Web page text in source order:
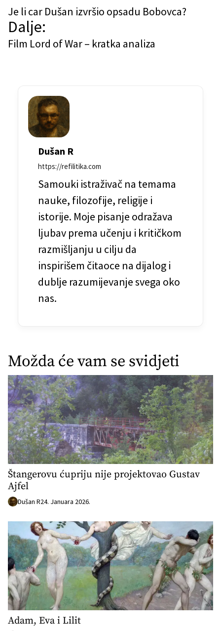
a
v
i
Je li car Dušan izvršio opsadu Bobovca?
Dalje:
Film Lord of War – kratka analiza
Dušan R
https://refilitika.com
Samouki istraživač na temama
nauke, filozofije, religije i
istorije. Moje pisanje odražava
ljubav prema učenju i kritičkom
razmišljanju u cilju da
inspirišem čitaoce na dijalog i
dublje razumijevanje svega oko
nas.
Možda će vam se svidjeti
Štangerovu ćupriju nije projektovao Gustav
Ajfel
Dušan R24. Januara 2026.
Adam, Eva i Lilit